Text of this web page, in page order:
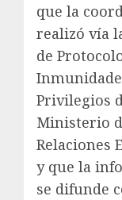
que la
realizó vía
de
Privilegios
Ministerio
Relaciones
y que la
se difunde